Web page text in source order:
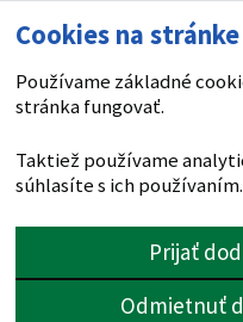
Cookies na stránke
Používame základné
stránka fungovať.
Taktiež používame
súhlasíte s ich používaním.
Prijať
Odmietnuť